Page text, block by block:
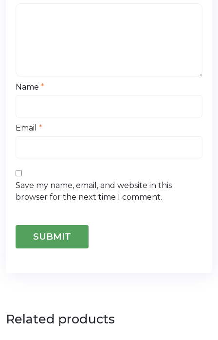
Name *
Email *
Save my name, email, and website in this
browser for the next time I comment.
Related products